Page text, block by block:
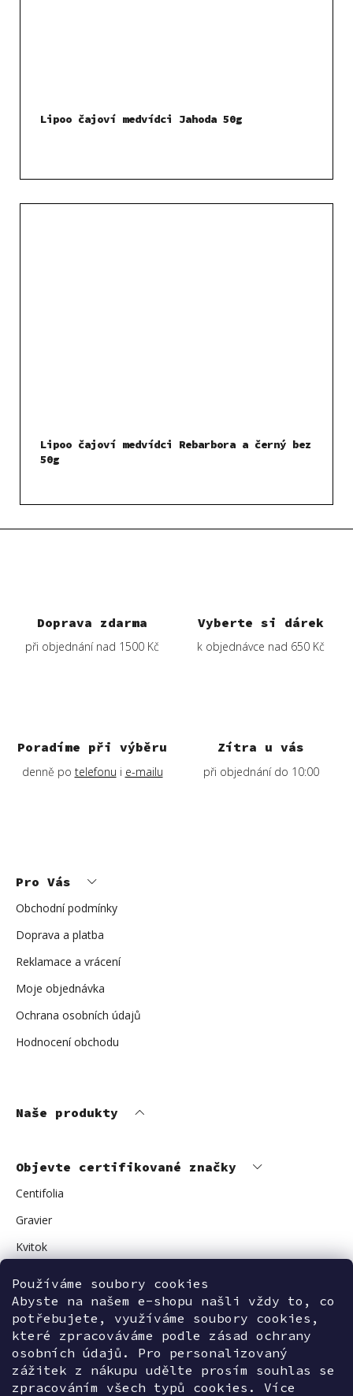
Používáme soubory cookies
Abyste na našem e-shopu našli vždy to, co
potřebujete, využíváme soubory cookies,
které zpracováváme podle zásad ochrany
osobních údajů. Pro personalizovaný
zážitek z nákupu udělte prosím souhlas se
zpracováním všech typů cookies. Více
Doprava zdarma
při objednání nad 1500 Kč
Vyberte si dárek
k objednávce nad 650 Kč
Poradíme při výběru
denně po telefonu i e-mailu
Zítra u vás
při objednání do 10:00
Lipoo čajoví medvídci Jahoda 50g
Lipoo čajoví medvídci Rebarbora a černý bez
50g
Pro Vás
Obchodní podmínky
Doprava a platba
Reklamace a vrácení
Moje objednávka
Ochrana osobních údajů
Hodnocení obchodu
Naše produkty
Objevte certifikované značky
Centifolia
Gravier
Kvitok
Avant Skincare
Sonnentor